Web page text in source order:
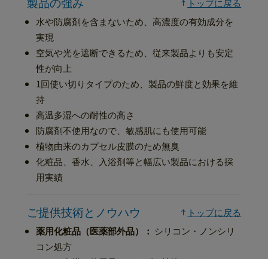
水や防腐剤を含まないため、高濃度の有効成分を
実現
空気や光を遮断できるため、従来製品よりも安定
性が向上
1回使い切りタイプのため、製品の鮮度と効果を維
持
高温多湿への耐性の高さ
防腐剤不使用なので、敏感肌にも使用可能
植物由来のカプセル皮膜のため無臭
化粧品、香水、入浴剤等と幅広い製品における採
用実績
トップに戻る
ご提供技術とノウハウ
薬用化粧品（医薬部外品）： シリコン・ノンシリ
コン処方